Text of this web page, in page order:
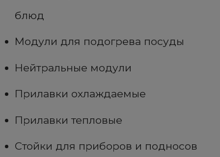
блюд
Модули для подогрева посуды
Нейтральные модули
Прилавки охлаждаемые
Прилавки тепловые
Стойки для приборов и подносов